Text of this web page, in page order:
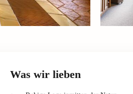
Was wir lieben